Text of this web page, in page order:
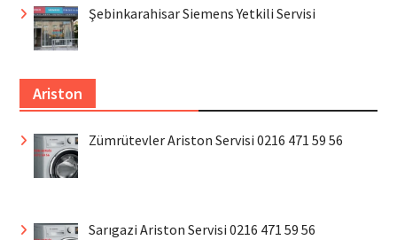
Şebinkarahisar Siemens Yetkili Servisi
Ariston
Zümrütevler Ariston Servisi 0216 471 59 56
Sarıgazi Ariston Servisi 0216 471 59 56